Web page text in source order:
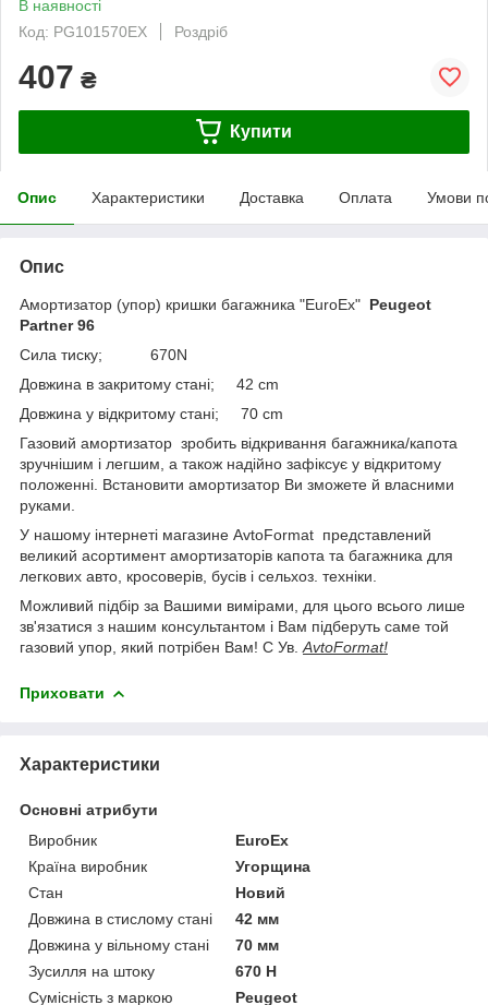
В наявності
Код: PG101570EX
Роздріб
407 ₴
Купити
Опис Характеристики Доставка Оплата Умови
Опис
Амортизатор (упор) кришки багажника "EuroEx" Peugeot
Partner 96
Сила тиску; 670N
Довжина в закритому стані; 42 cm
Довжина у відкритому стані; 70 cm
Газовий амортизатор зробить відкривання багажника/капота
зручнішим і легшим, а також надійно зафіксує у відкритому
положенні. Встановити амортизатор Ви зможете й власними
руками.
У нашому інтернеті магазине AvtoFormat представлений
великий асортимент амортизаторів капота та багажника для
легкових авто, кросоверів, бусів і сельхоз. техніки.
Можливий підбір за Вашими вимірами, для цього всього лише
зв'язатися з нашим консультантом і Вам підберуть саме той
газовий упор, який потрібен Вам! С Ув. AvtoFormat!
Приховати
Характеристики
Основні атрибути
Виробник
EuroEx
Країна виробник
Угорщина
Стан
Новий
Довжина в стислому стані
42 мм
Довжина у вільному стані
70 мм
Зусилля на штоку
670 Н
Сумісність з маркою
Peugeot